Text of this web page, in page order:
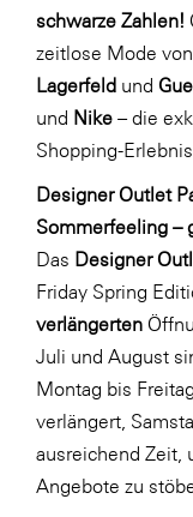
Libro
Lidl
Die Menü-
MTH Retail
OMV
OptimaMed
PAGRO
PHH
Primark
Salesforce
sebamed
SeneCura
schwarze Zahlen!
zeitlose Mode von
Lagerfeld und
und Nike – die
Shopping-
Designer Outlet
Sommerfeeling –
Das Designer
Friday Spring
verlängerten
Juli und August
Montag bis
verlängert,
ausreichend Zeit,
Angebote zu